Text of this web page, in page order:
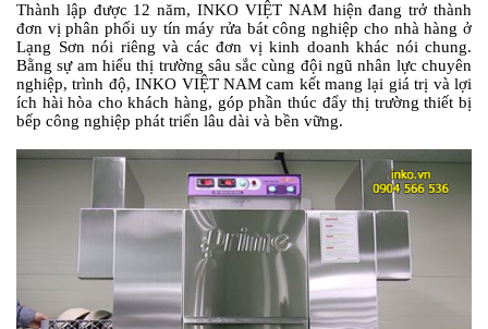
Thành lập được 12 năm, INKO VIỆT NAM hiện đang trở thành
đơn vị phân phối uy tín máy rửa bát công nghiệp cho nhà hàng ở
Lạng Sơn nói riêng và các đơn vị kinh doanh khác nói chung.
Bằng sự am hiểu thị trường sâu sắc cùng đội ngũ nhân lực chuyên
nghiệp, trình độ, INKO VIỆT NAM cam kết mang lại giá trị và lợi
ích hài hòa cho khách hàng, góp phần thúc đẩy thị trường thiết bị
bếp công nghiệp phát triển lâu dài và bền vững.